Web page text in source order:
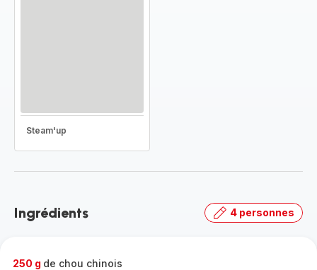
Steam'up
Ingrédients 4 personnes
250 g de chou chinois